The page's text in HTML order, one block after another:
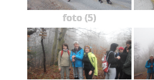
foto (5)